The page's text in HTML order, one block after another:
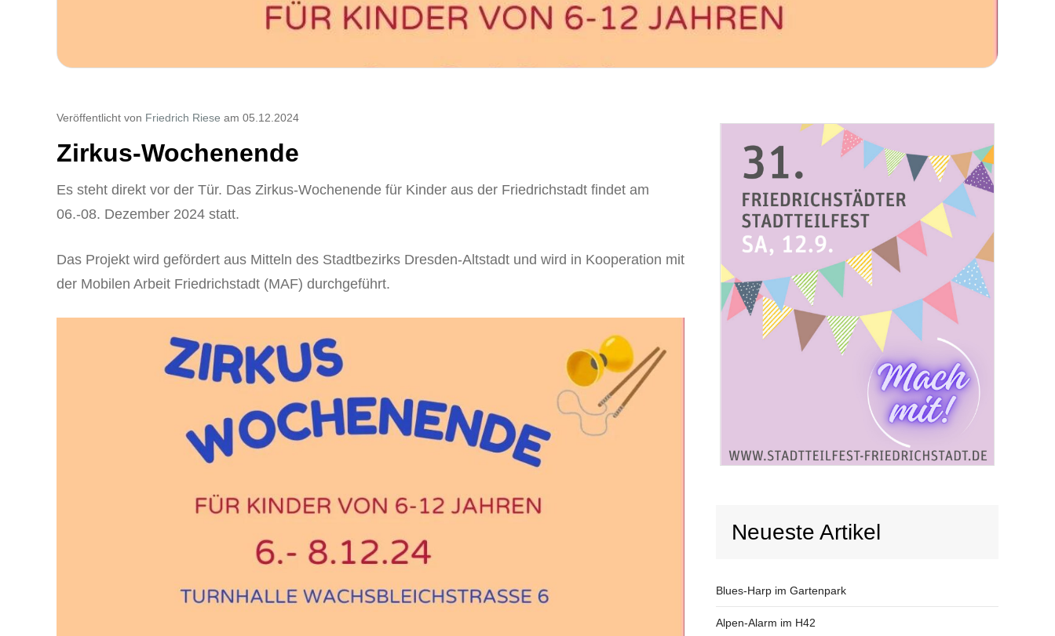
Veröffentlicht von Friedrich Riese am 05.12.2024
Zirkus-Wochenende
Es steht direkt vor der Tür. Das Zirkus-Wochenende für Kinder aus der Friedrichstadt findet am
06.-08. Dezember 2024 statt.
Das Projekt wird gefördert aus Mitteln des Stadtbezirks Dresden-Altstadt und wird in Kooperation mit
der Mobilen Arbeit Friedrichstadt (MAF) durchgeführt.
Neueste Artikel
Blues-Harp im Gartenpark
Alpen-Alarm im H42